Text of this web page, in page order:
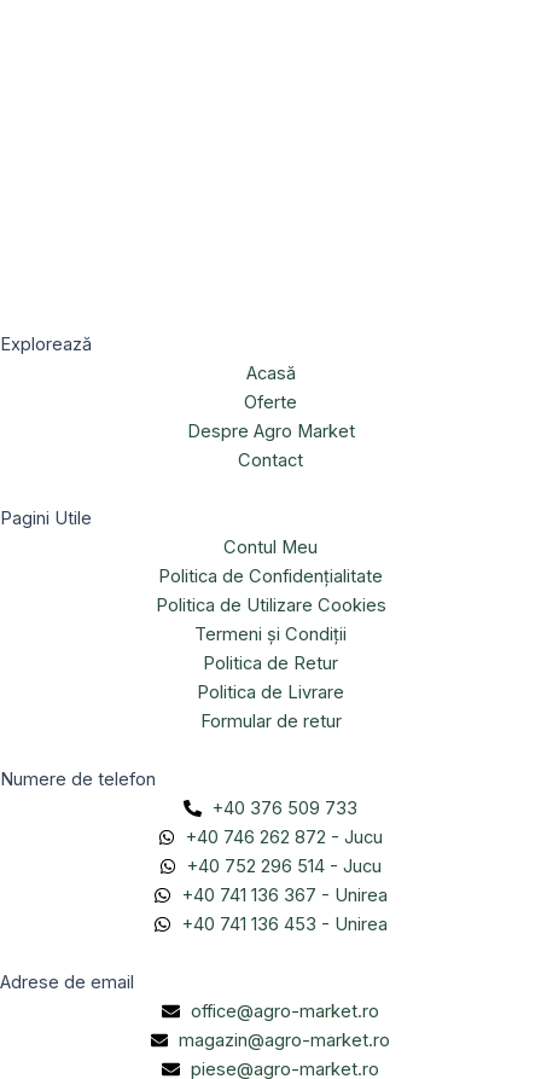
Explorează
Acasă
Oferte
Despre Agro Market
Contact
Pagini Utile
Contul Meu
Politica de Confidențialitate
Politica de Utilizare Cookies
Termeni și Condiții
Politica de Retur
Politica de Livrare
Formular de retur
Numere de telefon
+40 376 509 733
+40 746 262 872 - Jucu
+40 752 296 514 - Jucu
+40 741 136 367 - Unirea
+40 741 136 453 - Unirea
Adrese de email
office@agro-market.ro
magazin@agro-market.ro
piese@agro-market.ro